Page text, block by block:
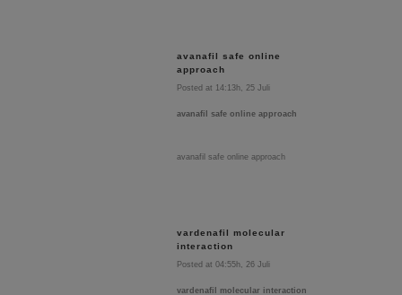
avanafil safe online
approach
Posted at 14:13h, 25 Juli
avanafil safe online approach
avanafil safe online approach
vardenafil molecular
interaction
Posted at 04:55h, 26 Juli
vardenafil molecular interaction